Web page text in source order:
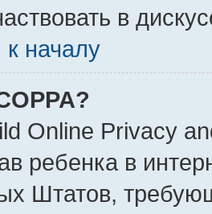
в
к началу
Online Privacy
ребенка в
Штатов,